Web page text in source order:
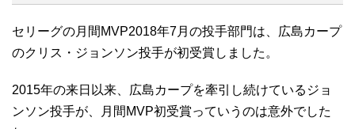
セリーグの月間MVP2018年7月の投手部門は、広島カープ
のクリス・ジョンソン投手が初受賞しました。
2015年の来日以来、広島カープを牽引し続けているジョ
ンソン投手が、月間MVP初受賞っていうのは意外でした